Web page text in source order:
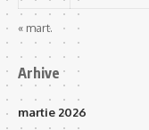
« mart.
Arhive
martie 2026